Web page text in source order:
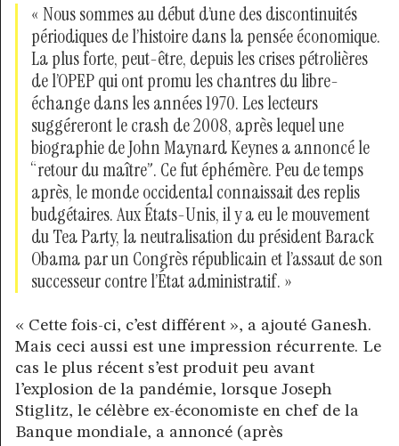
« Nous sommes au début d’une des discontinuités
périodiques de l’histoire dans la pensée économique.
La plus forte, peut-être, depuis les crises pétrolières
de l’OPEP qui ont promu les chantres du libre-
échange dans les années 1970. Les lecteurs
suggéreront le crash de 2008, après lequel une
biographie de John Maynard Keynes a annoncé le
“retour du maître”. Ce fut éphémère. Peu de temps
après, le monde occidental connaissait des replis
budgétaires. Aux États-Unis, il y a eu le mouvement
du Tea Party, la neutralisation du président Barack
Obama par un Congrès républicain et l’assaut de son
successeur contre l’État administratif. »
« Cette fois-ci, c’est différent », a ajouté Ganesh.
Mais ceci aussi est une impression récurrente. Le
cas le plus récent s’est produit peu avant
l’explosion de la pandémie, lorsque Joseph
Stiglitz, le célèbre ex-économiste en chef de la
Banque mondiale, a annoncé (après